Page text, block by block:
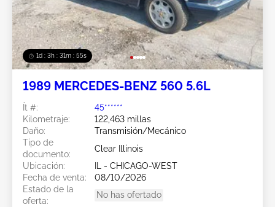
1d : 3h : 31m : 52s
1989 MERCEDES-BENZ 560 5.6L
Ít #:
45******
Kilometraje:
122,463 millas
Daño:
Transmisión/Mecánico
Tipo de
documento:
Clear Illinois
Ubicación:
IL - CHICAGO-WEST
Fecha de venta:
08/10/2026
Estado de la
oferta:
No has ofertado